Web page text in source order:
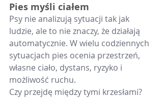
Pies myśli ciałem
Psy nie analizują sytuacji tak jak
ludzie, ale to nie znaczy, że działają
automatycznie. W wielu codziennych
sytuacjach pies ocenia przestrzeń,
własne ciało, dystans, ryzyko i
możliwość ruchu.
Czy przejdę między tymi krzesłami?